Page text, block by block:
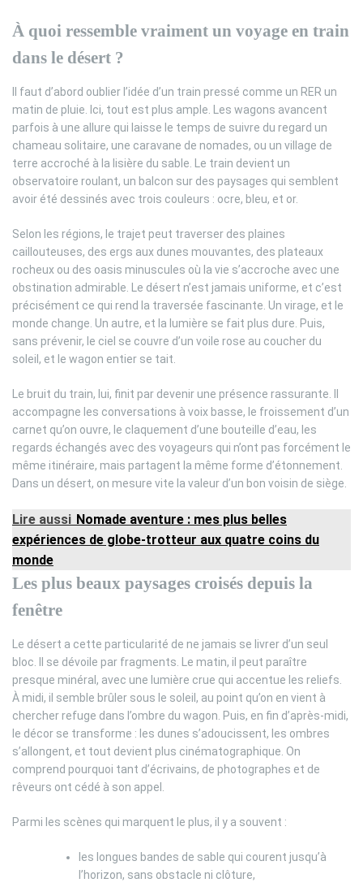
À quoi ressemble vraiment un voyage en train
dans le désert ?
Il faut d’abord oublier l’idée d’un train pressé comme un RER un
matin de pluie. Ici, tout est plus ample. Les wagons avancent
parfois à une allure qui laisse le temps de suivre du regard un
chameau solitaire, une caravane de nomades, ou un village de
terre accroché à la lisière du sable. Le train devient un
observatoire roulant, un balcon sur des paysages qui semblent
avoir été dessinés avec trois couleurs : ocre, bleu, et or.
Selon les régions, le trajet peut traverser des plaines
caillouteuses, des ergs aux dunes mouvantes, des plateaux
rocheux ou des oasis minuscules où la vie s’accroche avec une
obstination admirable. Le désert n’est jamais uniforme, et c’est
précisément ce qui rend la traversée fascinante. Un virage, et le
monde change. Un autre, et la lumière se fait plus dure. Puis,
sans prévenir, le ciel se couvre d’un voile rose au coucher du
soleil, et le wagon entier se tait.
Le bruit du train, lui, finit par devenir une présence rassurante. Il
accompagne les conversations à voix basse, le froissement d’un
carnet qu’on ouvre, le claquement d’une bouteille d’eau, les
regards échangés avec des voyageurs qui n’ont pas forcément le
même itinéraire, mais partagent la même forme d’étonnement.
Dans un désert, on mesure vite la valeur d’un bon voisin de siège.
Lire aussi Nomade aventure : mes plus belles
expériences de globe-trotteur aux quatre coins du
monde
Les plus beaux paysages croisés depuis la
fenêtre
Le désert a cette particularité de ne jamais se livrer d’un seul
bloc. Il se dévoile par fragments. Le matin, il peut paraître
presque minéral, avec une lumière crue qui accentue les reliefs.
À midi, il semble brûler sous le soleil, au point qu’on en vient à
chercher refuge dans l’ombre du wagon. Puis, en fin d’après-midi,
le décor se transforme : les dunes s’adoucissent, les ombres
s’allongent, et tout devient plus cinématographique. On
comprend pourquoi tant d’écrivains, de photographes et de
rêveurs ont cédé à son appel.
Parmi les scènes qui marquent le plus, il y a souvent :
les longues bandes de sable qui courent jusqu’à
l’horizon, sans obstacle ni clôture,